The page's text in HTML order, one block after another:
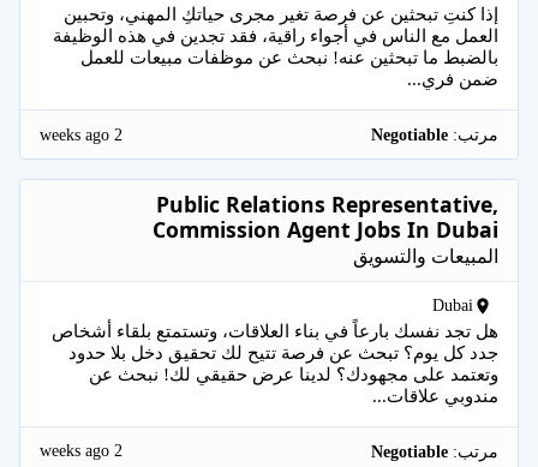
إذا كنتِ تبحثين عن فرصة تغير مجرى حياتكِ المهني، وتحبين
العمل مع الناس في أجواء راقية، فقد تجدين في هذه الوظيفة
بالضبط ما تبحثين عنه! نبحث عن موظفات مبيعات للعمل
ضمن فري...
مرتب: 2 weeks ago
Public Relations Representative,
Commission Agent Jobs In Dubai
المبيعات والتسويق
Dubai
هل تجد نفسك بارعاً في بناء العلاقات، وتستمتع بلقاء أشخاص
جدد كل يوم؟ تبحث عن فرصة تتيح لك تحقيق دخل بلا حدود
وتعتمد على مجهودك؟ لدينا عرض حقيقي لك! نبحث عن
مندوبي علاقات...
مرتب: 2 weeks ago